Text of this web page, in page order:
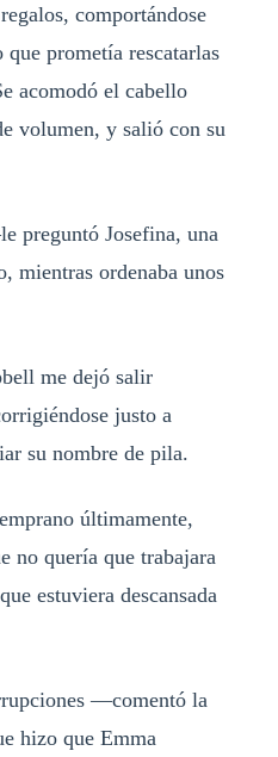
comportándose
prometía rescatarlas
acomodó el cabello
volumen, y salió con su
preguntó Josefina, una
mientras ordenaba unos
me dejó salir
justo a
su nombre de pila.
últimamente,
no quería que trabajara
estuviera descansada
—comentó la
hizo que Emma